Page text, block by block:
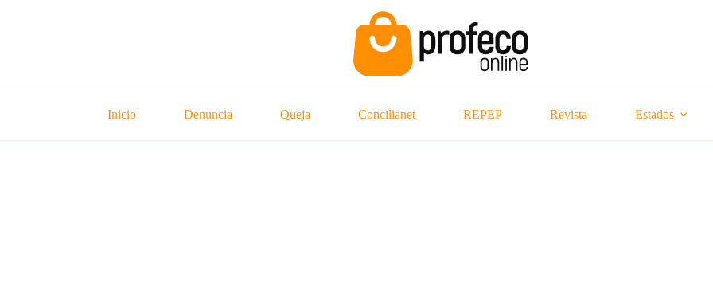
Inicio Denuncia Queja Concilianet REPEP Revista Estados